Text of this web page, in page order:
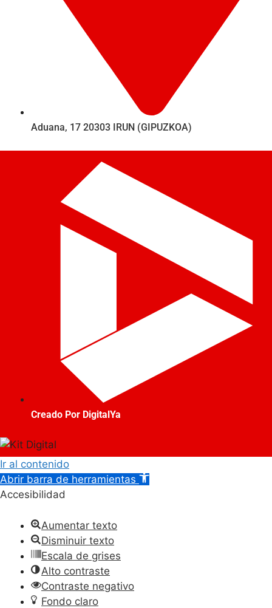
Aduana, 17 20303 IRUN (GIPUZKOA)
Creado Por DigitalYa
Ir al contenido
Abrir barra de herramientas
Accesibilidad
Aumentar texto
Disminuir texto
Escala de grises
Alto contraste
Contraste negativo
Fondo claro